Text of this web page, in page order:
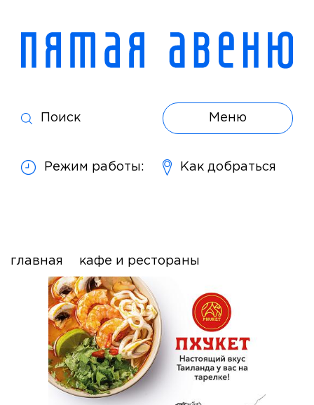
Поиск
Режим работы: Как добраться
Меню
главная кафе и рестораны